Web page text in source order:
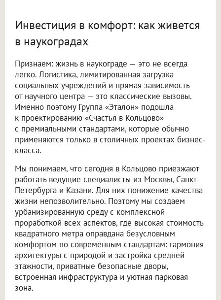
Инвестиция в комфорт: как живется
в наукоградах
Признаем: жизнь в наукограде — это не всегда
легко. Логистика, лимитированная загрузка
социальных учреждений и прямая зависимость
от научного центра — это классические вызовы.
Именно поэтому Группа «Эталон» подошла
к проектированию «Счастья в Кольцово»
с премиальными стандартами, которые обычно
применяются только в столичных проектах бизнес-
класса.
Мы понимаем, что сегодня в Кольцово приезжают
работать ведущие специалисты из Москвы, Санкт-
Петербурга и Казани. Для них понижение качества
жизни непозволительно. Поэтому мы создаем
урбанизированную среду с комплексной
проработкой всех аспектов, где высокая стоимость
квадратного метра оправдана безусловным
комфортом по современным стандартам: гармония
архитектуры с природой и застройка средней
этажности, приватные безопасные дворы,
встроенная инфраструктура и уютная парковая
зона.